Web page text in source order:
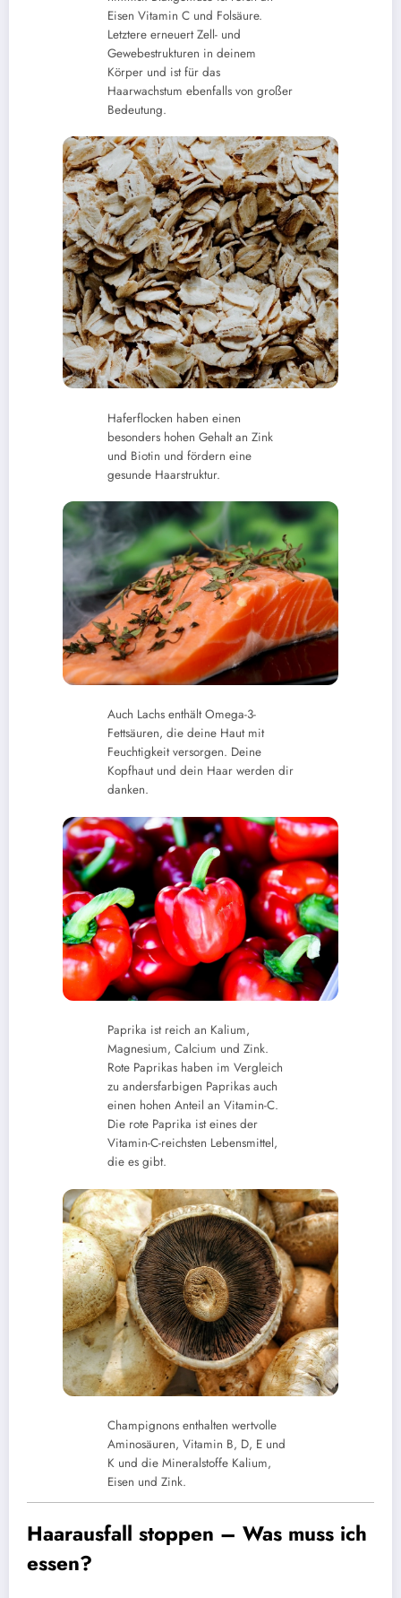
Eisen Vitamin C und Folsäure.
Letztere erneuert Zell- und
Gewebestrukturen in deinem
Körper und ist für das
Haarwachstum ebenfalls von großer
Bedeutung.
Haferflocken haben einen
besonders hohen Gehalt an Zink
und Biotin und fördern eine
gesunde Haarstruktur.
Auch Lachs enthält Omega-3-
Fettsäuren, die deine Haut mit
Feuchtigkeit versorgen. Deine
Kopfhaut und dein Haar werden dir
danken.
Paprika ist reich an Kalium,
Magnesium, Calcium und Zink.
Rote Paprikas haben im Vergleich
zu andersfarbigen Paprikas auch
einen hohen Anteil an Vitamin-C.
Die rote Paprika ist eines der
Vitamin-C-reichsten Lebensmittel,
die es gibt.
Champignons enthalten wertvolle
Aminosäuren, Vitamin B, D, E und
K und die Mineralstoffe Kalium,
Eisen und Zink.
Haarausfall stoppen – Was muss ich
essen?